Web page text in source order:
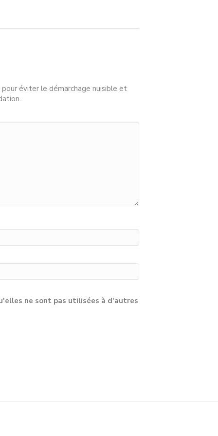
éviter le démarchage nuisible et
ne sont pas utilisées à d'autres